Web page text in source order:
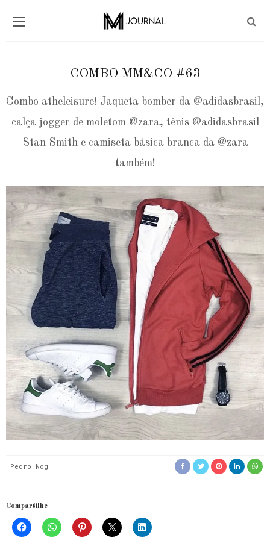
COMBO MM&CO #63
Combo atheleisure! Jaqueta bomber da @adidasbrasil,
calça jogger de moletom @zara, tênis @adidasbrasil
Stan Smith e camiseta básica branca da @zara
também!
Pedro Nog
Compartilhe